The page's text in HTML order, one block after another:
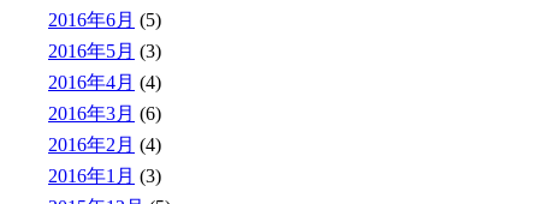
2016年6月 (5)
2016年5月 (3)
2016年4月 (4)
2016年3月 (6)
2016年2月 (4)
2016年1月 (3)